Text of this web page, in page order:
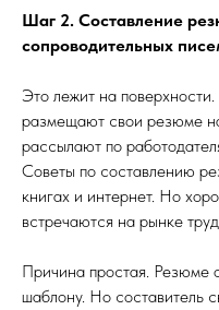
Шаг 2. Составление
сопроводительных
Это лежит на
размещают свои резюме
рассылают по
Советы по составлению
книгах и интернет. Но
встречаются на рынке
Причина простая. Резюме
шаблону. Но составитель